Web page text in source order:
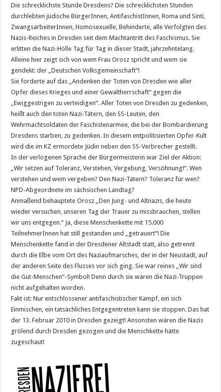
Die schrecklichste Stunde Dresdens? Die schrecklichsten Stunden
durchlebten jüdische BürgerInnen, AntifaschistInnen, Roma und Sinti,
ZwangsarbeiterInnen, Homosexuelle, Behinderte, alle Verfolgten des
Nazis-Reiches in Dresden seit dem Machtantritt des Faschismus. Sie
erlitten die Nazi-Hölle Tag für Tag in dieser Stadt, jahrzehntelang.
Alleine hier zeigt sich von wem Frau Orosz spricht und wem sie
gendekt: der „Deutschen Volksgemeinschaft“!
Sie forderte auf das „Andenken der Toten von Dresden wie aller
Opfer dieses Krieges und einer Gewaltherrschaft“ gegen die
„Ewiggestrigen zu verteidigen“. Aller Toten von Dresden zu gedenken,
heißt auch den toten Nazi-Tätern, den SS-Leuten, den
Wehrmachtsoldaten der Faschistenarmee, die bei der Bombardierung
Dresdens starben, zu gedenken. In diesem entpolitisierten Opfer-Kult
wird die im KZ ermordete Jüdin neben den SS-Verbrecher gestellt.
In der verlogenen Sprache der Bürgermeisterin war Ziel der Aktion:
„Wir setzen auf Toleranz, Verstehen, Vergebung, Versöhnung!“. Wen
verstehen und wem vergeben? Den Nazi-Tätern? Toleranz für wen?
NPD-Abgeordnete im sächsischen Landtag?
Anmaßend behauptete Orosz „Den Jung- und Altnazis, die heute
wieder versuchen, unseren Tag der Trauer zu missbrauchen, stellen
wir uns entgegen.“ Ja, diese Menschenkette mit 15.000
TeilnehmerInnen hat still gestanden und „getrauert“! Die
Menschenkette fand in der Dresdener Altstadt statt, also getrennt
durch die Elbe vom Ort des Naziaufmarsches, der in der Neustadt, auf
der anderen Seite des Flusses vor sich ging. Sie war reines „Wir sind
die Gut-Menschen“-Symbol! Denn durch sie wären die Nazi-Truppen
nicht aufgehalten worden.
Fakt ist: Nur entschlossener antifaschistischer Kampf, ein sich
Einmischen, ein tatsächliches Entgegentreten kann sie stoppen. Das hat
der 13. Februar 2010 in Dresden gezeigt! Ansonsten wären die Nazis
grölend durch Dresden gezogen und die Menschkette hätte
zugeschaut!